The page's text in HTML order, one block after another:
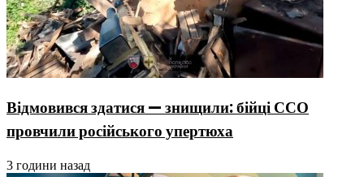
Відмовився здатися — знищили: бійці ССО
провчили російського упертюха
3 години назад